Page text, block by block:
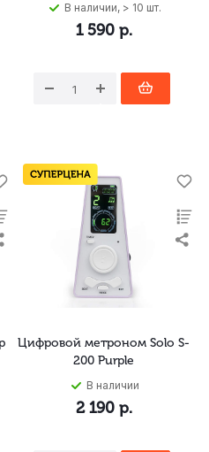
В наличии, > 10 шт.
1 590р.
Цифровой метроном Solo S-
200 Purple
В наличии
2 190р.